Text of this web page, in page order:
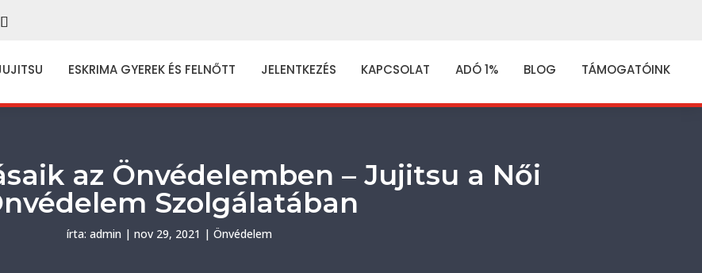
ESKRIMA GYEREK ÉS FELNŐTT JELENTKEZÉS KAPCSOLAT ADÓ 1% BLOG TÁMOGATÓINK
az Önvédelemben – Jujitsu a Női
Szolgálatában
írta: admin | nov 29, 2021 | Önvédelem